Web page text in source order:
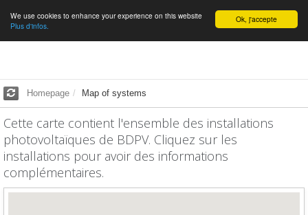
English Ok, j'accepte
We use cookies to enhance your experience on this website
Plus d'infos.
Homepage Map of systems
Cette carte contient l'ensemble des installations
photovoltaïques de BDPV. Cliquez sur les
installations pour avoir des informations
complémentaires.